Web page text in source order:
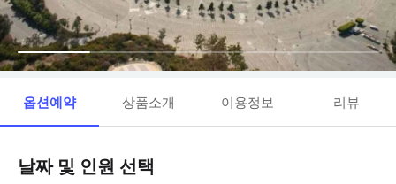
옵션예약 상품소개 이용정보 리뷰
날짜 및 인원 선택